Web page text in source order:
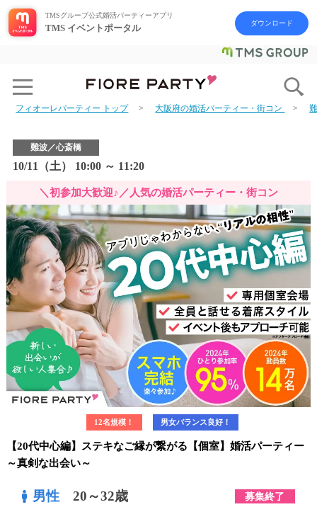
TMSグループ公式婚活パーティーアプリ
TMS イベントポータル ダウンロード
フィオーレパーティー トップ 大阪府の婚活パーティー・街コン
難波／心斎橋
10/11（土） 10:00 ～ 11:20
＼初参加大歓迎♪／人気の婚活パーティー・街コン
12名規模！ 男女バランス良好！
【20代中心編】ステキなご縁が繋がる【個室】婚活パーティー
～真剣な出会い～
男性 20～32歳 募集終了